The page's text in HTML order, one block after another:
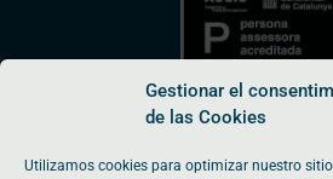
Gestionar el
de las Cookies
Utilizamos cookies para optimizar nuestro